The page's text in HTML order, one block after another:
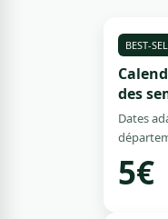
BEST-
des
Dates
5€